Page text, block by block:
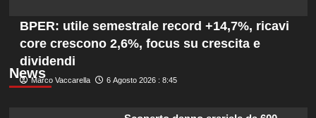
News
BPER: utile semestrale record +14,7%, ricavi
core crescono 2,6%, focus su crescita e
dividendi
Marco Vaccarella 6 Agosto 2026 : 8:45